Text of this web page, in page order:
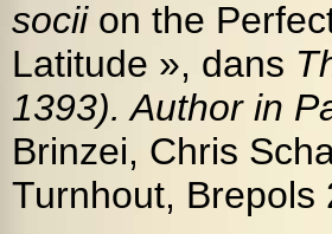
sociion the
Latitude », dans
1393). Author in
Brinzei, Chris
Turnhout, Brepols